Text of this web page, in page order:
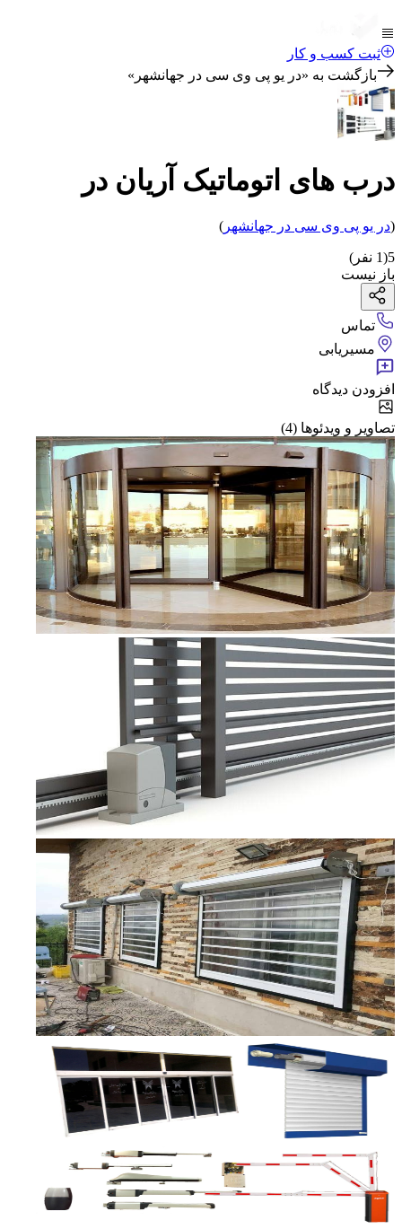
ثبت کسب و کار
بازگشت به «در یو پی وی سی در جهانشهر »
درب های اتوماتیک آریان در
(در یو پی وی سی در جهانشهر )
5
(
1 نفر)
باز نیست
تماس
مسیریابی
افزودن دیدگاه
تصاویر و ویدئوها (4)